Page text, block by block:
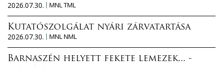
2026.07.30.
MNL TML
Kutatószolgálat nyári zárvatartása
2026.07.30.
MNL NML
Barnaszén helyett fekete lemezek... -